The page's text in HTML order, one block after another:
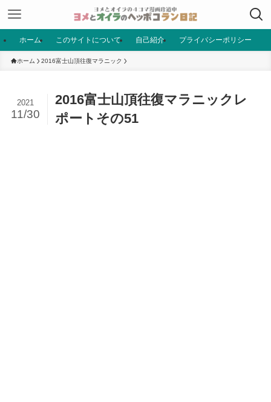
ホーム このサイトについて 自己紹介 プライバシーポリシー
ホーム 2016富士山頂往復マラニック
2016富士山頂往復マラニックレ
ポートその51
2021
11/30